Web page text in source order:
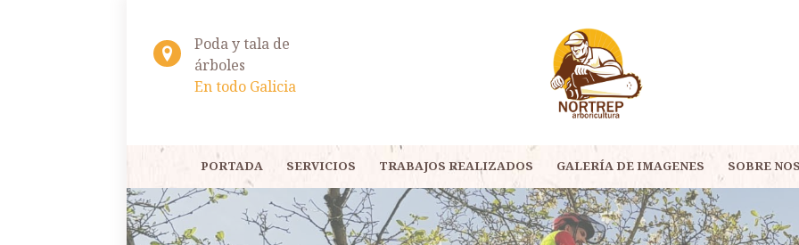
Poda y tala de
árboles
En todo Galicia
PORTADA SERVICIOS TRABAJOS REALIZADOS GALERÍA DE IMAGENES SOBRE